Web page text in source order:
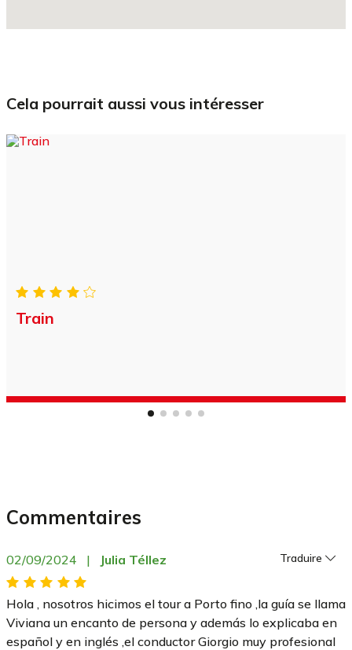
cela pourrait aussi vous intéresser
Train
commentaires
02/09/2024 | Julia Téllez traduire
Hola , nosotros hicimos el tour a Porto fino ,la guía se llama
Viviana un encanto de persona y además lo explicaba en
español y en inglés ,el conductor Giorgio muy profesional